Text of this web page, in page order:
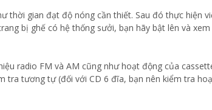
thời gian đạt độ nóng cần thiết. Sau đó thực hiện
bị ghế có hệ thống sưởi, bạn hãy bật lên và xem
radio FM và AM cũng như hoạt động của
tra tương tự (đối với CD 6 đĩa, bạn nên kiểm tra